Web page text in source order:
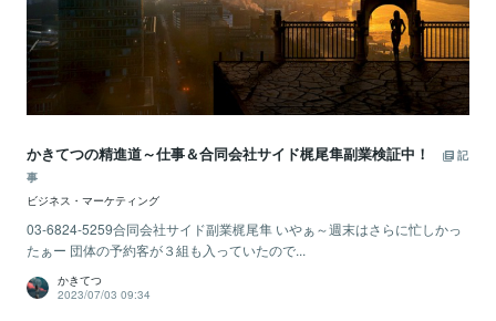
かきてつの精進道～仕事＆合同会社サイド梶尾隼副業検証中！
記
事
ビジネス・マーケティング
03-6824-5259合同会社サイド副業梶尾隼 いやぁ～週末はさらに忙しかっ
たぁー 団体の予約客が３組も入っていたので...
かきてつ
2023/07/03 09:34